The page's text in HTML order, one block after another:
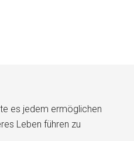
es jedem ermöglichen
Leben führen zu